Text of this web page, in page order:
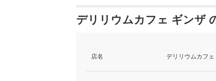
デリリウムカフェ ギンザ
店名 デリリウムカフ